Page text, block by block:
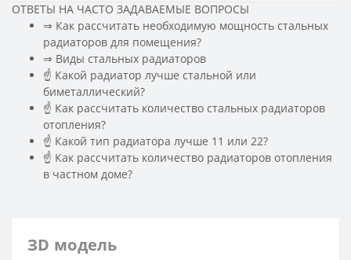
ОТВЕТЫ НА ЧАСТО ЗАДАВАЕМЫЕ ВОПРОСЫ
⇒ Как рассчитать необходимую мощность стальных
радиаторов для помещения?
️⇒ Виды стальных радиаторов
☝ Какой радиатор лучше стальной или
биметаллический?
☝ Как рассчитать количество стальных радиаторов
отопления?
☝ Какой тип радиатора лучше 11 или 22?
☝ Как рассчитать количество радиаторов отопления
в частном доме?
ЗD модель